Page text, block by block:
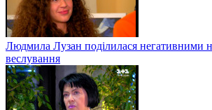
Людмила Лузан поділилася негативними
веслування